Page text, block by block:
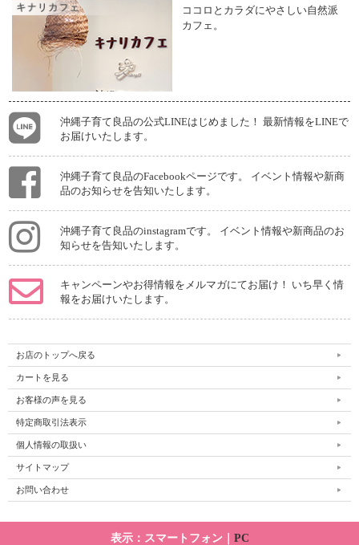
ココロとカラダにやさしい自然派
カフェ。
沖縄子育て良品の公式LINEはじめました！ 最新情報をLINEで
お届けいたします。
沖縄子育て良品のFacebookページです。 イベント情報や新商
品のお知らせを告知いたします。
沖縄子育て良品のinstagramです。 イベント情報や新商品のお
知らせを告知いたします。
キャンペーンやお得情報をメルマガにてお届け！ いち早く情
報をお届けいたします。
お店のトップへ戻る
カートを見る
お客様の声を見る
特定商取引法表示
個人情報の取扱い
サイトマップ
お問い合わせ
表示：スマートフォン｜ PC